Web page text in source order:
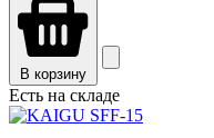
В корзину
Есть на складе